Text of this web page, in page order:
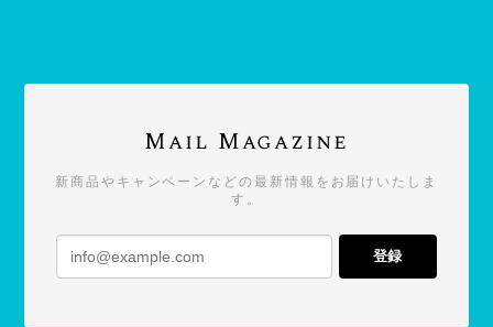
Mail Magazine
新商品やキャンペーンなどの最新情報をお届けいたしま
す。
登録